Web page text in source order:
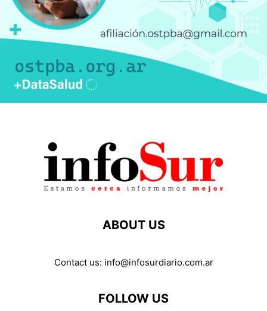
ABOUT US
Contact us: info@infosurdiario.com.ar
FOLLOW US